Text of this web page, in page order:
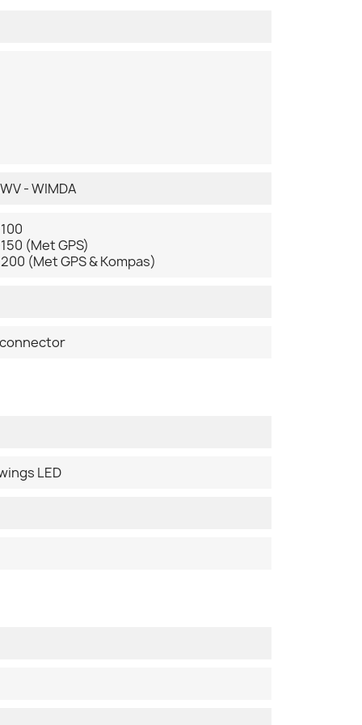
- WIMDA
(Met GPS)
(Met GPS & Kompas)
connector
LED